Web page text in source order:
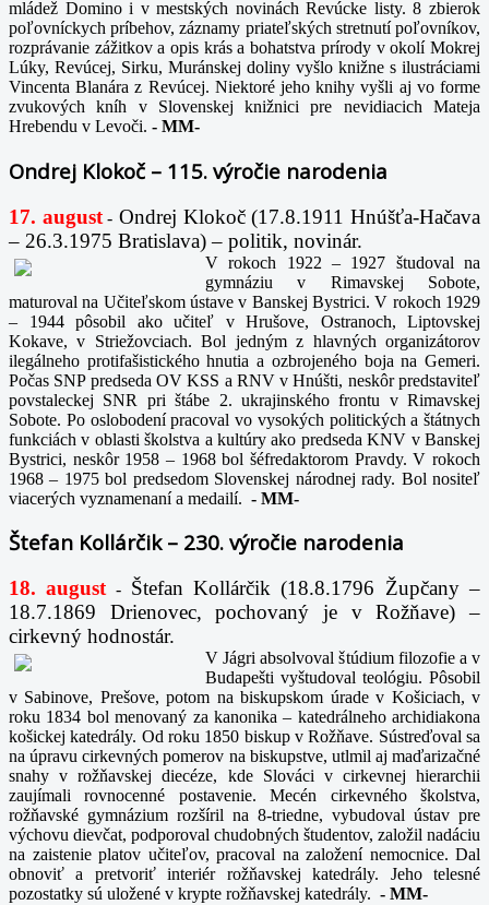
mládež Domino i v mestských novinách Revúcke listy. 8 zbierok
poľovníckych príbehov, záznamy priateľských stretnutí poľovníkov,
rozprávanie zážitkov a opis krás a bohatstva prírody v okolí Mokrej
Lúky, Revúcej, Sirku, Muránskej doliny vyšlo knižne s ilustráciami
Vincenta Blanára z Revúcej. Niektoré jeho knihy vyšli aj vo forme
zvukových kníh v Slovenskej knižnici pre nevidiacich Mateja
Hrebendu v Levoči. - MM-
Ondrej Klokoč – 115. výročie narodenia
17. august- Ondrej Klokoč (17.8.1911 Hnúšťa-Hačava
– 26.3.1975 Bratislava) – politik, novinár.
V rokoch 1922 – 1927 študoval na
gymnáziu v Rimavskej Sobote,
maturoval na Učiteľskom ústave v Banskej Bystrici. V rokoch 1929
– 1944 pôsobil ako učiteľ v Hrušove, Ostranoch, Liptovskej
Kokave, v Striežovciach. Bol jedným z hlavných organizátorov
ilegálneho protifašistického hnutia a ozbrojeného boja na Gemeri.
Počas SNP predseda OV KSS a RNV v Hnúšti, neskôr predstaviteľ
povstaleckej SNR pri štábe 2. ukrajinského frontu v Rimavskej
Sobote. Po oslobodení pracoval vo vysokých politických a štátnych
funkciách v oblasti školstva a kultúry ako predseda KNV v Banskej
Bystrici, neskôr 1958 – 1968 bol šéfredaktorom Pravdy. V rokoch
1968 – 1975 bol predsedom Slovenskej národnej rady. Bol nositeľ
viacerých vyznamenaní a medailí. - MM-
Štefan Kollárčik – 230. výročie narodenia
18. august -
Štefan Kollárčik (18.8.1796 Župčany –
18.7.1869 Drienovec, pochovaný je v Rožňave) –
cirkevný hodnostár.
V Jágri absolvoval štúdium filozofie a v
Budapešti vyštudoval teológiu. Pôsobil
v Sabinove, Prešove, potom na biskupskom úrade v Košiciach, v
roku 1834 bol menovaný za kanonika – katedrálneho archidiakona
košickej katedrály. Od roku 1850 biskup v Rožňave. Sústreďoval sa
na úpravu cirkevných pomerov na biskupstve, utlmil aj maďarizačné
snahy v rožňavskej diecéze, kde Slováci v cirkevnej hierarchii
zaujímali rovnocenné postavenie. Mecén cirkevného školstva,
rožňavské gymnázium rozšíril na 8-triedne, vybudoval ústav pre
výchovu dievčat, podporoval chudobných študentov, založil nadáciu
na zaistenie platov učiteľov, pracoval na založení nemocnice. Dal
obnoviť a pretvoriť interiér rožňavskej katedrály. Jeho telesné
pozostatky sú uložené v krypte rožňavskej katedrály. - MM-